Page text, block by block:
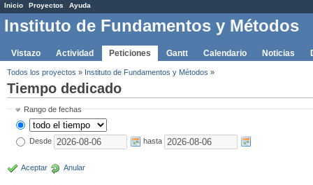
Inicio Proyectos Ayuda
Instituto de Fundamentos y Métodos
Vistazo Actividad Peticiones Gantt Calendario Noticias
Todos los proyectos » Instituto de Fundamentos y Métodos »
Tiempo dedicado
Rango de fechas
Desde hasta
Aceptar Anular